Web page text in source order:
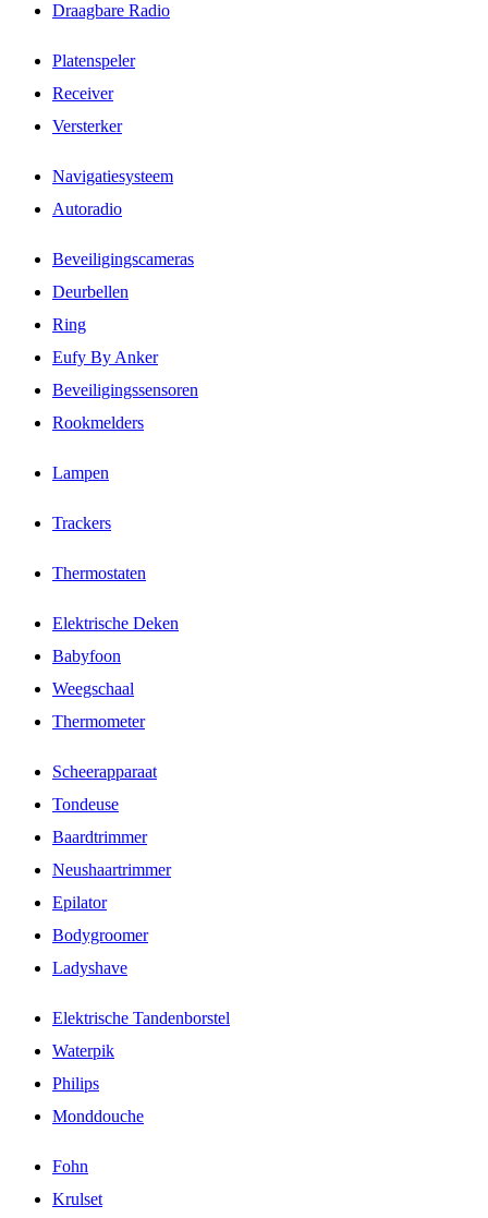
Draagbare Radio
Platenspeler
Receiver
Versterker
Navigatiesysteem
Autoradio
Beveiligingscameras
Deurbellen
Ring
Eufy By Anker
Beveiligingssensoren
Rookmelders
Lampen
Trackers
Thermostaten
Elektrische Deken
Babyfoon
Weegschaal
Thermometer
Scheerapparaat
Tondeuse
Baardtrimmer
Neushaartrimmer
Epilator
Bodygroomer
Ladyshave
Elektrische Tandenborstel
Waterpik
Philips
Monddouche
Fohn
Krulset